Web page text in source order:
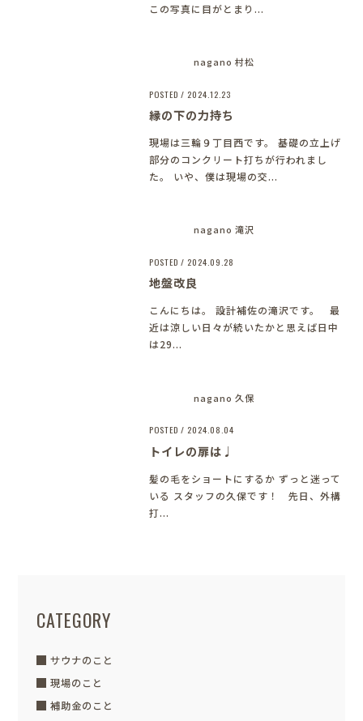
この写真に目がとまり...
nagano 村松
POSTED / 2024.12.23
縁の下の力持ち
現場は三輪９丁目西です。 基礎の立上げ
部分のコンクリート打ちが行われまし
た。 いや、僕は現場の交...
nagano 滝沢
POSTED / 2024.09.28
地盤改良
こんにちは。 設計補佐の滝沢です。 最
近は涼しい日々が続いたかと思えば日中
は29...
nagano 久保
POSTED / 2024.08.04
トイレの扉は♩
髪の毛をショートにするか ずっと迷って
いる スタッフの久保です！ 先日、外構
打...
CATEGORY
サウナのこと
現場のこと
補助金のこと